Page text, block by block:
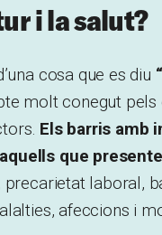
i la salut?
cosa que es diu
molt conegut
Els barris amb
que
laboral,
afeccions i